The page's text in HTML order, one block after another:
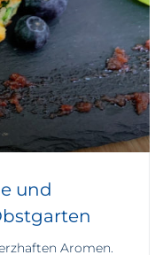
und
Aromen.